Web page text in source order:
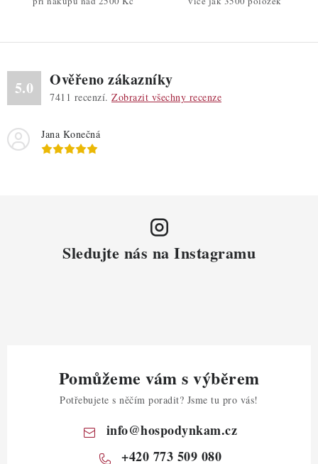
v
ý
i
s
u
5.0 Ověřeno zákazníky
7411 recenzí. Zobrazit všechny recenze
Jana Konečná
Sledujte nás na Instagramu
Pomůžeme vám s výběrem
Potřebujete s něčím poradit? Jsme tu pro vás!
info@hospodynkam.cz
+420 773 509 080